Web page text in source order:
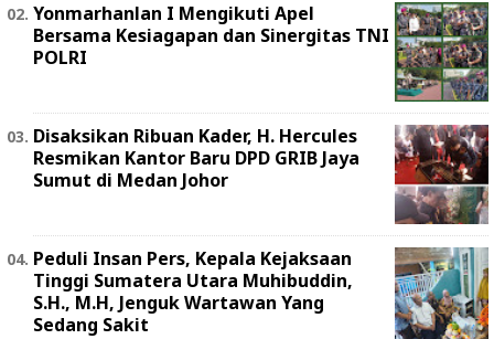
Yonmarhanlan I Mengikuti Apel
Bersama Kesiagapan dan Sinergitas TNI
POLRI
Disaksikan Ribuan Kader, H. Hercules
Resmikan Kantor Baru DPD GRIB Jaya
Sumut di Medan Johor
Peduli Insan Pers, Kepala Kejaksaan
Tinggi Sumatera Utara Muhibuddin,
S.H., M.H, Jenguk Wartawan Yang
Sedang Sakit